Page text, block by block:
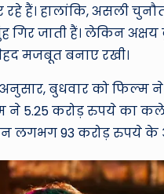
हैं। हालांकि, असली
गिर जाती हैं। लेकिन
मजबूत बनाए रखी।
बुधवार को फिल्म ने
ने 5.25 करोड़ रुपये का
93 करोड़ रुपये के